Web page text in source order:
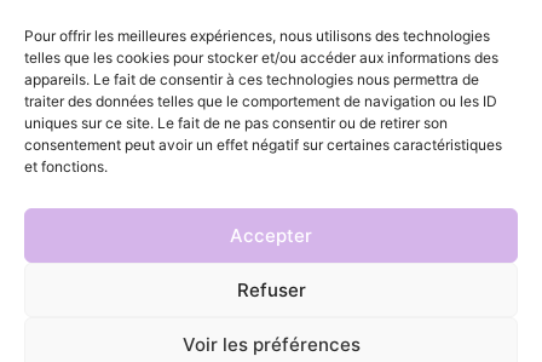
Pour offrir les meilleures expériences, nous utilisons des technologies
telles que les cookies pour stocker et/ou accéder aux informations des
appareils. Le fait de consentir à ces technologies nous permettra de
traiter des données telles que le comportement de navigation ou les ID
uniques sur ce site. Le fait de ne pas consentir ou de retirer son
consentement peut avoir un effet négatif sur certaines caractéristiques
et fonctions.
Accepter
Refuser
Voir les préférences
Mentions légales
Thérapeute – Réflexologie plantaire, soins énergétiques,